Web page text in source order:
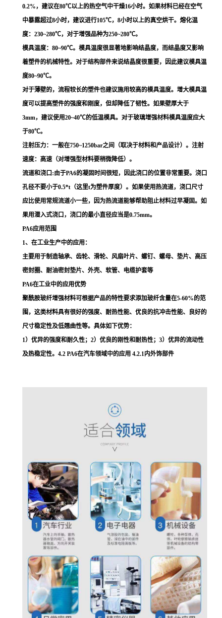
0.2%，建议在80℃以上的热空气中干燥16小时。如果材料已经在空气
中暴露超过8小时，建议进行105℃，8小时以上的真空烘干。熔化温
度：230~280℃，对于增强品种为250~280℃。
模具温度：80~90℃。模具温度很显著地影响结晶度，而结晶度又影响
着塑件的机械特性。对于结构部件来说结晶度很重要，因此建议模具温
度80~90℃。
对于薄壁的，流程较长的塑件也建议施用较高的模具温度。增大模具温
度可以提高塑件的强度和刚度，但却降低了韧性。如果壁厚大于
3mm，建议使用20~40℃的低温模具。对于玻璃增强材料模具温度应大
于80℃。
注射压力：一般在750~1250bar之间（取决于材料和产品设计）。注射
速度：高速（对增强型材料要稍微降低）。
流道和浇口:由于PA6的凝固时间很短，因此浇口的位置非常重要。浇口
孔径不要小于0.5*t（这里t为塑件厚度）。如果使用热流道，浇口尺寸
应比使用常规流道小一些，因为热流道能够帮助阻止材料过早凝固。如
果用潜入式浇口，浇口的最小直径应当是0.75mm。
PA6应用范围
1、在工业生产中的应用：
主要用于制造轴承、齿轮、滑轮、风扇叶片、螺钉、螺母、垫片、高压
密封圈、耐油密封垫片、外壳、软管、电缆护套等
PA6在工业中的应用优势
聚酰胺玻纤增强材料可根据产品的特性要求添加玻纤含量在5-60%的范
围，这类材料具有很好的强度、耐热性能、优良的抗冲击性能、良好的
尺寸稳定性及低翘曲性等。具体如下优势：
1）优异的强度和耐久性；2）优良的刚性和耐热性；3）优异的流动性
及热稳定性。4.2 PA6在汽车领域中的应用 4.2.1内外饰部件